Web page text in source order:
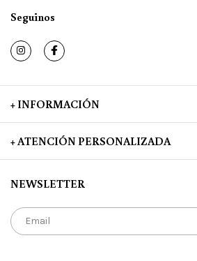
Seguinos
+ INFORMACIÓN
+ ATENCIÓN PERSONALIZADA
NEWSLETTER